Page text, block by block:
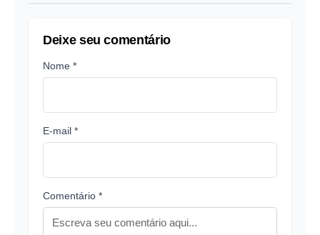
Deixe seu comentário
Nome *
E-mail *
Comentário *